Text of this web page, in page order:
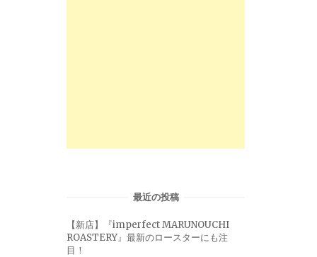
最近の投稿
【新店】『imperfect MARUNOUCHI
ROASTERY』最新のロースターにも注
目！